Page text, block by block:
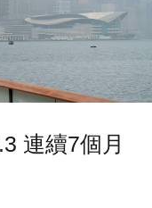
連續7個月